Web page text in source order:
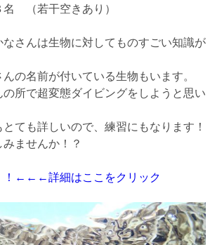
（若干空きあり）
さんは生物に対してものすごい知識が
の名前が付いている生物もいます。
所で超変態ダイビングをしようと思い
ても詳しいので、練習にもなります！
ませんか！？
！←←←詳細はここをクリック